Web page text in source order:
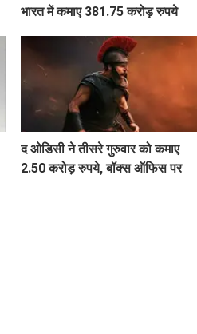
भारत में कमाए 381.75 करोड़ रुपये
द ओडिसी ने तीसरे गुरुवार को कमाए
2.50 करोड़ रुपये, बॉक्स ऑफिस पर